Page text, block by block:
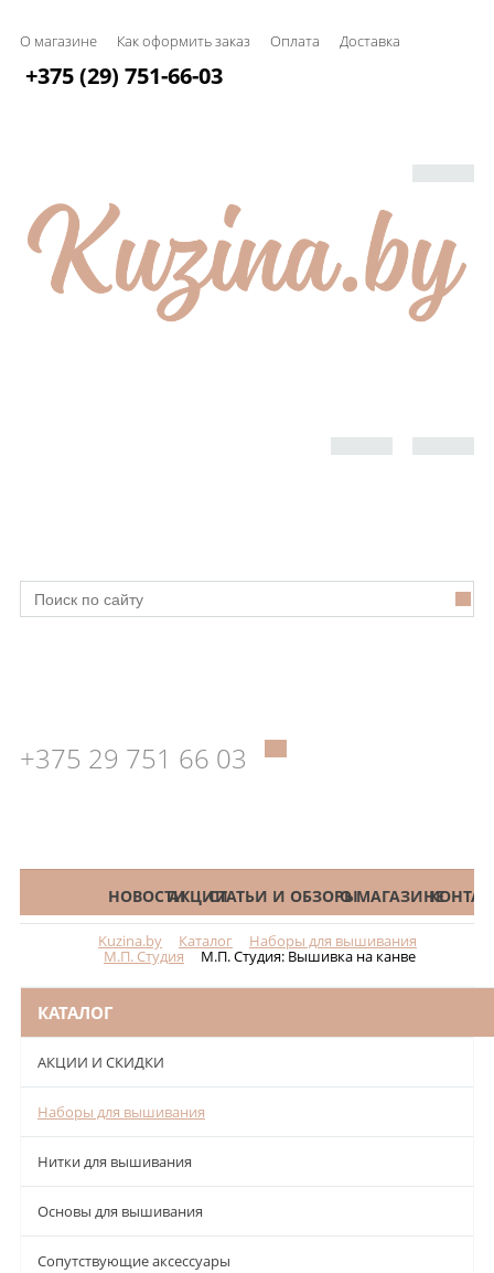
О магазине Как оформить заказ Оплата Доставка
+375 (29) 751-66-03
+375 29 751 66 03
КАТАЛОГНОВОСТИАКЦИИСТАТЬИ И ОБЗОРЫО МАГАЗИНЕ
Kuzina.by Каталог Наборы для вышивания
М.П. Студия М.П. Студия: Вышивка на канве
КАТАЛОГ
АКЦИИ И СКИДКИ
Наборы для вышивания
Нитки для вышивания
Основы для вышивания
Сопутствующие аксессуары